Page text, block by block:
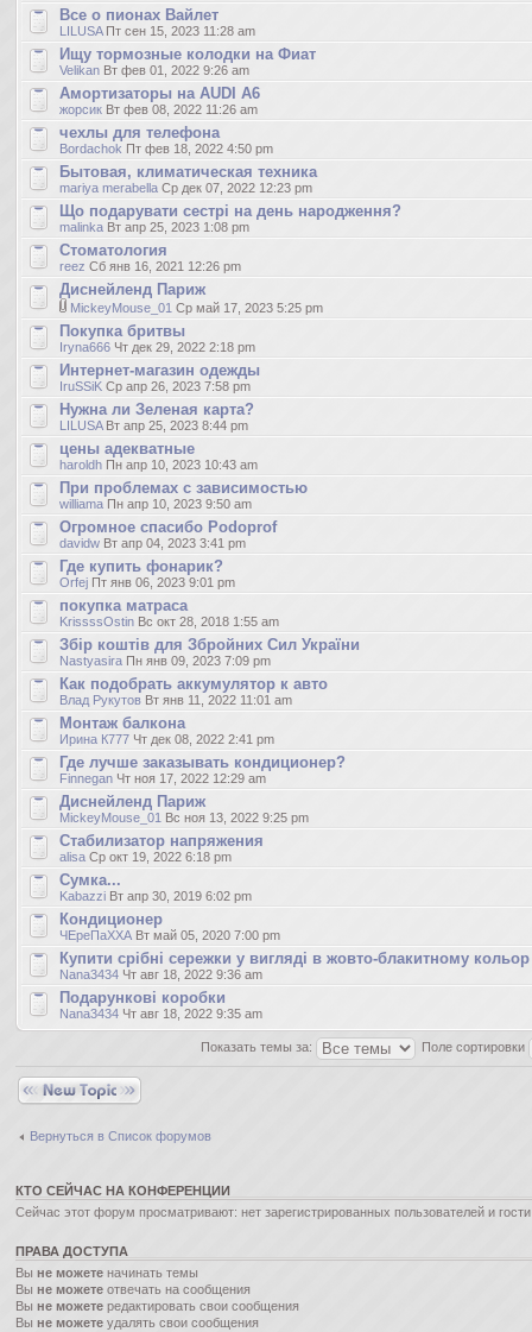
Все о пионах Вайлет
LILUSAПт сен 15, 2023 11:28 am
Ищу тормозные колодки на Фиат
Velikan Вт фев 01, 2022 9:26 am
Амортизаторы на AUDI A6
жорсик Вт фев 08, 2022 11:26 am
чехлы для телефона
Bordachok Пт фев 18, 2022 4:50 pm
Бытовая, климатическая техника
mariya merabella Ср дек 07, 2022 12:23 pm
Що подарувати сестрі на день народження?
malinka Вт апр 25, 2023 1:08 pm
Стоматология
reez Сб янв 16, 2021 12:26 pm
Диснейленд Париж
MickeyMouse_01 Ср май 17, 2023 5:25 pm
Покупка бритвы
Iryna666 Чт дек 29, 2022 2:18 pm
Интернет-магазин одежды
IruSSiK Ср апр 26, 2023 7:58 pm
Нужна ли Зеленая карта?
LILUSAВт апр 25, 2023 8:44 pm
цены адекватные
haroldh Пн апр 10, 2023 10:43 am
При проблемах с зависимостью
williama Пн апр 10, 2023 9:50 am
Огромное спасибо Podoprof
davidw Вт апр 04, 2023 3:41 pm
Где купить фонарик?
Orfej Пт янв 06, 2023 9:01 pm
покупка матраса
KrissssOstin Вс окт 28, 2018 1:55 am
Збір коштів для Збройних Сил України
Nastyasira Пн янв 09, 2023 7:09 pm
Как подобрать аккумулятор к авто
Влад Рукутов Вт янв 11, 2022 11:01 am
Монтаж балкона
Ирина К777 Чт дек 08, 2022 2:41 pm
Где лучше заказывать кондиционер?
Finnegan Чт ноя 17, 2022 12:29 am
Диснейленд Париж
MickeyMouse_01 Вс ноя 13, 2022 9:25 pm
Стабилизатор напряжения
alisa Ср окт 19, 2022 6:18 pm
Сумка...
Kabazzi Вт апр 30, 2019 6:02 pm
Кондиционер
ЧЕреПаХХА Вт май 05, 2020 7:00 pm
Купити срібні сережки у вигляді в жовто-блакитному кольор
Nana3434 Чт авг 18, 2022 9:36 am
Подарункові коробки
Nana3434 Чт авг 18, 2022 9:35 am
Показать темы за: Поле сортировки
Новая тема
Вернуться в Список форумов
КТО СЕЙЧАС НА КОНФЕРЕНЦИИ
Сейчас этот форум просматривают: нет зарегистрированных пользователей и
ПРАВА ДОСТУПА
Вы не можете начинать темы
Вы не можете отвечать на сообщения
Вы не можете редактировать свои сообщения
Вы не можете удалять свои сообщения